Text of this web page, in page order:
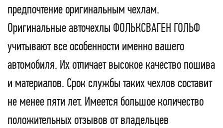
предпочтение оригинальным чехлам.
Оригинальные авточехлы ФОЛЬКСВАГЕН ГОЛЬФ
учитывают все особенности именно вашего
автомобиля. Их отличает высокое качество пошива
и материалов. Срок службы таких чехлов составит
не менее пяти лет. Имеется большое количество
положительных отзывов от владельцев